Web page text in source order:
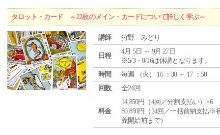
タロット・カード ～22枚のメイン・カードについて詳しく学ぶ～
講師 狩野 みどり
日程
4月 5日 ～ 9月 27日
※5/3・8/16は休講となります。
時間
毎週 （火 ） 16 ：30 ～ 17 ：50
回数
全24回
料金
14,850円（4回／分割支払い）×6
80,850円（24回／一括前納支払※
義開始前まで）